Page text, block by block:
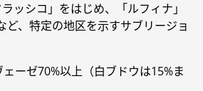
ッシコ」をはじめ、「ルフィナ」
ど、特定の地区を示すサブリージョ
ーゼ70%以上（白ブドウは15%ま